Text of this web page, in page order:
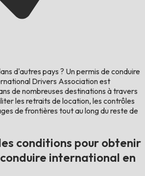
d'autres pays ? Un permis de conduire
Drivers Association est
de nombreuses destinations à travers
les retraits de location, les contrôles
de frontières tout au long du reste de
conditions pour obtenir
international en